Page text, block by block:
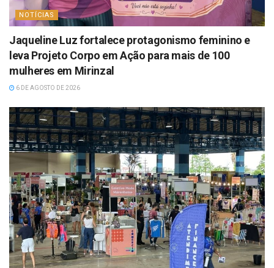
NOTÍCIAS
Jaqueline Luz fortalece protagonismo feminino e
leva Projeto Corpo em Ação para mais de 100
mulheres em Mirinzal
6 DE AGOSTO DE 2026